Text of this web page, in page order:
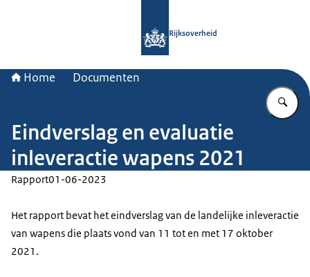
Rijksoverheid
Home Documenten
Eindverslag en evaluatie
inleveractie wapens 2021
Rapport01-06-2023
Het rapport bevat het eindverslag van de landelijke inleveractie
van wapens die plaats vond van 11 tot en met 17 oktober
2021.